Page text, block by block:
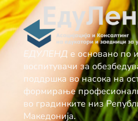
ЕДУЛЕНД е основано по
воспитувачи за
поддршка во насока на
формирање
во градинките низ
Македонија.